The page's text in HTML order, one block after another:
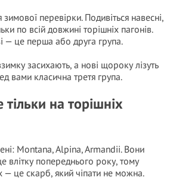
перевірки. Подивіться навесні,
по всій довжині торішніх пагонів.
— це перша або друга група.
засихають, а нові щороку лізуть
вами класична третя група.
тільки на торішніх
Montana, Alpina, Armandii. Вони
влітку попереднього року, тому
— це скарб, який чіпати не можна.